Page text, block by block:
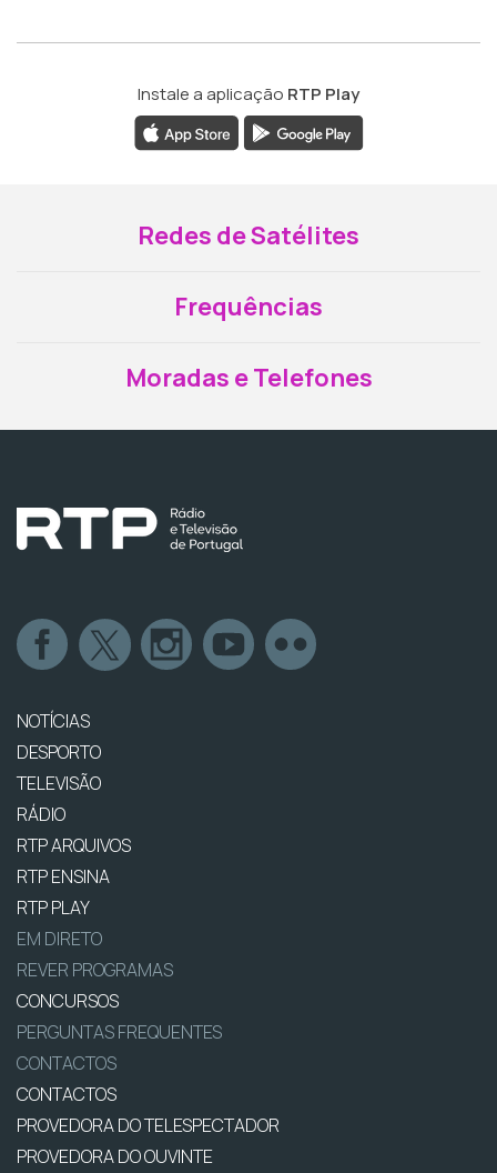
Instale a aplicação RTP Play
Redes de Satélites
Frequências
Moradas e Telefones
NOTÍCIAS
DESPORTO
TELEVISÃO
RÁDIO
RTP ARQUIVOS
RTP ENSINA
RTP PLAY
EM DIRETO
REVER PROGRAMAS
CONCURSOS
PERGUNTAS FREQUENTES
CONTACTOS
CONTACTOS
PROVEDORA DO TELESPECTADOR
PROVEDORA DO OUVINTE